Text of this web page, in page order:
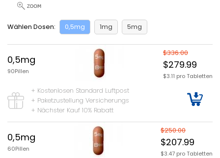
Wählen Dosen: 0,5mg 1mg 5mg
0,5mg
90Pillen
$336.00
$279.99
$3.11 pro Tabletten
+ Kostenlosen Standard Luftpost
+ Paketzustellung Versicherungs
+ Nächster Kauf 10% Rabatt
0,5mg
60Pillen
$250.00
$207.99
$3.47 pro Tabletten